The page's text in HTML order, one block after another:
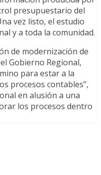
presupuestario del
vez listo, el estudio
y a toda la comunidad.
de modernización de
Gobierno Regional,
para estar a la
procesos contables”,
en alusión a una
los procesos dentro